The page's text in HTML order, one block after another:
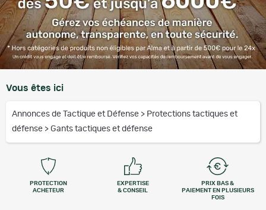
Vous êtes ici
Annonces de Tactique et Défense > Protections tactiques et
défense > Gants tactiques et défense
PROTECTION
ACHETEUR
EXPERTISE
& CONSEIL
PRIX BAS &
PAIEMENT EN PLUSIEURS
FOIS